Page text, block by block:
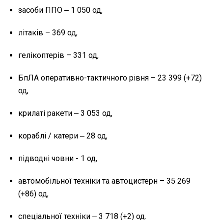
засоби ППО ‒ 1 050 од,
літаків – 369 од,
гелікоптерів – 331 од,
БпЛА оперативно-тактичного рівня – 23 399 (+72)
од,
крилаті ракети ‒ 3 053 од,
кораблі / катери ‒ 28 од,
підводні човни - 1 од,
автомобільної техніки та автоцистерн – 35 269
(+86) од,
спеціальної техніки ‒ 3 718 (+2) од.